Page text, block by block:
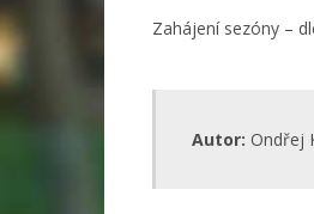
Zahájení sezóny –
Autor: Ondřej